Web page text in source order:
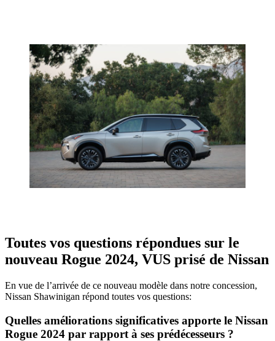
Toutes vos questions répondues sur le
nouveau Rogue 2024, VUS prisé de Nissan
En vue de l’arrivée de ce nouveau modèle dans notre concession,
Nissan Shawinigan répond toutes vos questions:
Quelles améliorations significatives apporte le Nissan
Rogue 2024 par rapport à ses prédécesseurs ?